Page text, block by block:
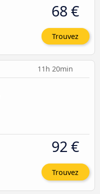
68 €
Trouvez
11h 20min
92 €
Trouvez